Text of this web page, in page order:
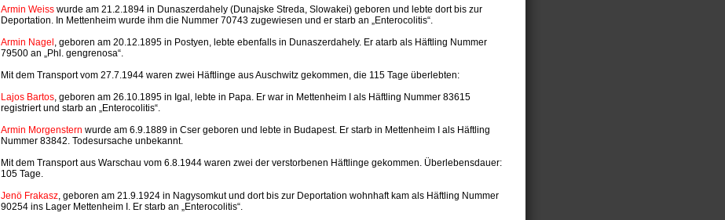
Armin Weiss wurde am 21.2.1894 in Dunaszerdahely (Dunajske Streda, Slowakei) geboren und lebte dort bis zur
Deportation. In Mettenheim wurde ihm die Nummer 70743 zugewiesen und er starb an „Enterocolitis“.
Armin Nagel , geboren am 20.12.1895 in Postyen, lebte ebenfalls in Dunaszerdahely. Er atarb als Häftling Nummer
79500 an „Phl. gengrenosa“.
Mit dem Transport vom 27.7.1944 waren zwei Häftlinge aus Auschwitz gekommen, die 115 Tage überlebten:
Lajos Bartos , geboren am 26.10.1895 in Igal, lebte in Papa. Er war in Mettenheim I als Häftling Nummer 83615
registriert und starb an „Enterocolitis“.
Armin Morgenstern wurde am 6.9.1889 in Cser geboren und lebte in Budapest. Er starb in Mettenheim I als Häftling
Nummer 83842. Todesursache unbekannt.
Mit dem Transport aus Warschau vom 6.8.1944 waren zwei der verstorbenen Häftlinge gekommen. Überlebensdauer:
105 Tage.
Jenö Frakasz , geboren am 21.9.1924 in Nagysomkut und dort bis zur Deportation wohnhaft kam als Häftling Nummer
90254 ins Lager Mettenheim I. Er starb an „Enterocolitis“.